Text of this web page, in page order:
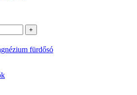
fürdősó